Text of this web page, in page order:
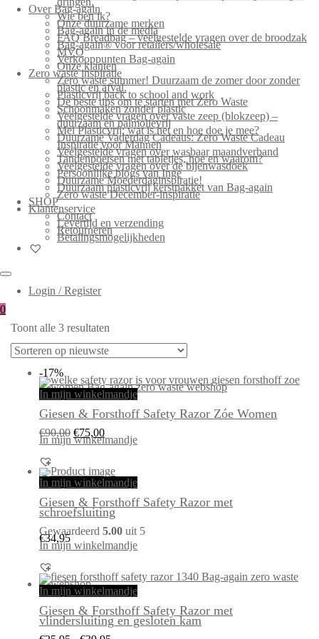
Over Bag-again
Wie ben ik?
Onze duurzame merken
Bag-again in de media
FAQ Breadbag – veelgestelde vragen over de broodzak
Bag-again® voor retailers/wholesale
MVO
Verkooppunten Bag-again
Onze klanten
Zero waste inspiratie
Zero waste summer! Duurzaam de zomer door zonder
plastic en afval.
Plasticvrij back to school and work
De beste tips om te starten met Zero Waste
Schoonmaken zonder plastic
Veelgestelde vragen over vaste zeep (blokzeep) –
duurzaam en palmolievrij
Mei Plasticvrij: wat is het en hoe doe je mee?
Duurzame Vaderdag Cadeaus: Zero Waste Cadeau
Inspiratie voor Mannen
Veelgestelde vragen over wasbaar maandverband
Tandenpoetsen met tabletjes, hoe en waarom?
Veelgestelde vragen over de bijenwasdoek
Persoonlijke blogs van Inge
Duurzame Moederdaginspiratie!
Duurzaam plasticvrij kerstpakket van Bag-again
Zero waste December-inspiratie
SHOP
Klantenservice
Contact
Levertijd en verzending
Retourneren
Betalingsmogelijkheden
Login / Register
0
Toont alle 3 resultaten
op
nieuwste
-17%
In mijn winkelmandje
Giesen & Forsthoff Safety Razor Zóe Women
€90,00 Oorspronkelijke
prijs
was:
€75,00Huidige
prijs
is:
In mijn winkelmandje
In mijn winkelmandje
Giesen & Forsthoff Safety Razor met
schroefsluiting
Gewaardeerd 5.00 uit 5
€34,95
In mijn winkelmandje
Dit
product
heeft
meerdere
variaties.
Deze
optie
kan
gekozen
In mijn winkelmandje
Giesen & Forsthoff Safety Razor met
vlindersluiting en gesloten kam